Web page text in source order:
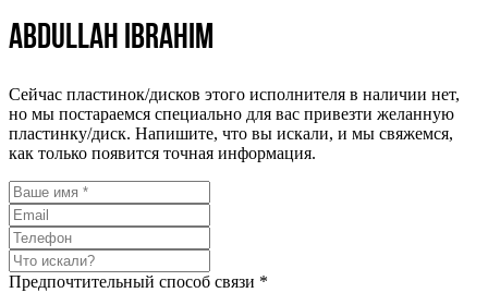
Abdullah Ibrahim
Сейчас пластинок/дисков этого исполнителя в наличии нет,
но мы постараемся специально для вас привезти желанную
пластинку/диск. Напишите, что вы искали, и мы свяжемся,
как только появится точная информация.
Предпочтительный способ связи *